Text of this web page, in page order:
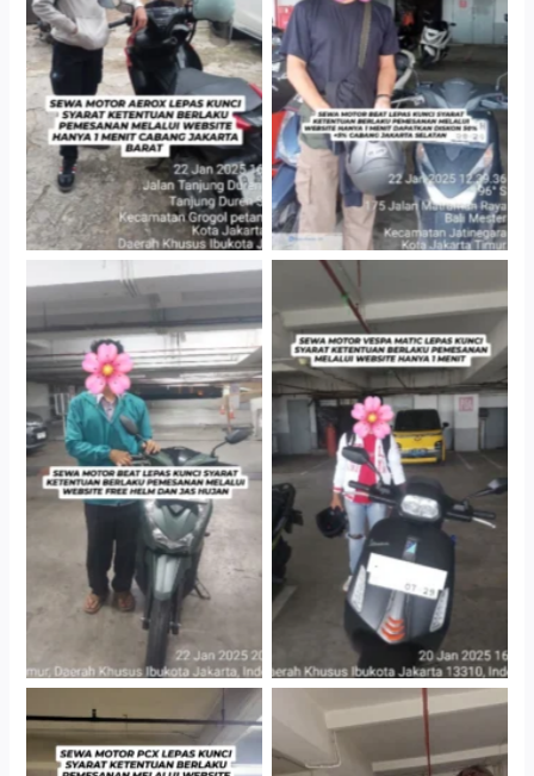
Cabang Jakarta Barat
Cityplaza Jatinegara
Gedung Parkir P6A
Cityplaza Jatinegara
Gedung Parkir P6A
Cityplaza Jatinegara
Gedung Parkir P6A